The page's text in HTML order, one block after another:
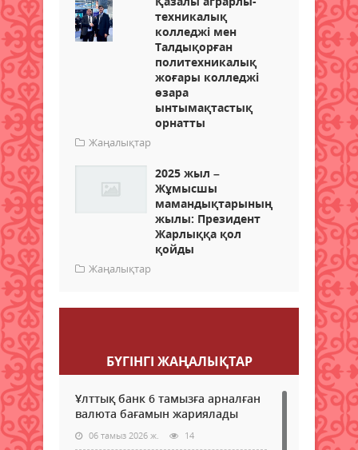
техникалық
колледжі мен
Талдықорған
политехникалық
жоғары колледжі
өзара
ынтымақтастық
орнатты
Жаңалықтар
2025 жыл –
Жұмысшы
мамандықтарының
жылы: Президент
Жарлыққа қол
қойды
Жаңалықтар
БҮГІНГI ЖАҢАЛЫҚТАР
Ұлттық банк 6 тамызға арналған
валюта бағамын жариялады
06 тамыз 2026 ж. 14